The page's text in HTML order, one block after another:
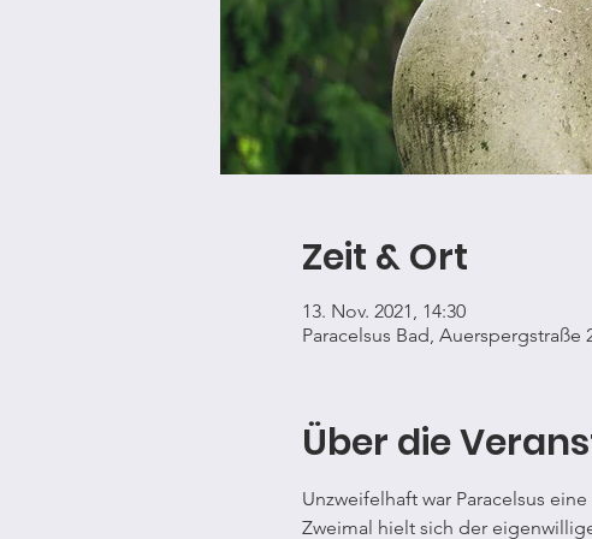
Zeit & Ort
13. Nov. 2021, 14:30
Paracelsus Bad, Auerspergstraße
Über die
Unzweifelhaft war Paracelsus
Zweimal hielt sich der